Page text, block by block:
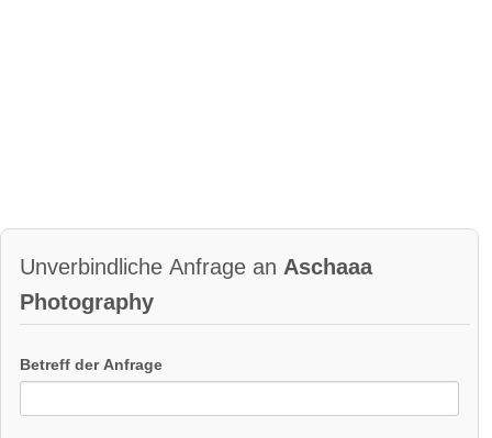
Unverbindliche Anfrage an Aschaaa
Photography
Betreff der Anfrage